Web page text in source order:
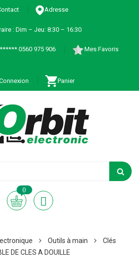
Adresse
: Dim – Jeu: 8:30 – 16:30
0560 975 906 Mes Favoris
Panier
0
Outils à main
Clés
DE CLES A DOUILLE